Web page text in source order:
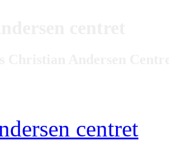
centret